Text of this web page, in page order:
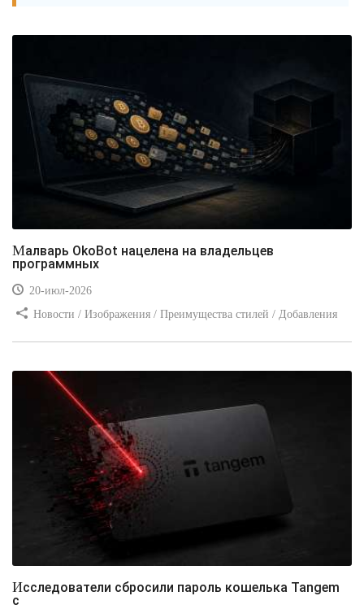
Малварь OkoBot нацелена на владельцев
программных
20-июл-2026
Новости / Изображения / Преимущества стилей / Добавления
Исследователи сбросили пароль кошелька Tangem
с